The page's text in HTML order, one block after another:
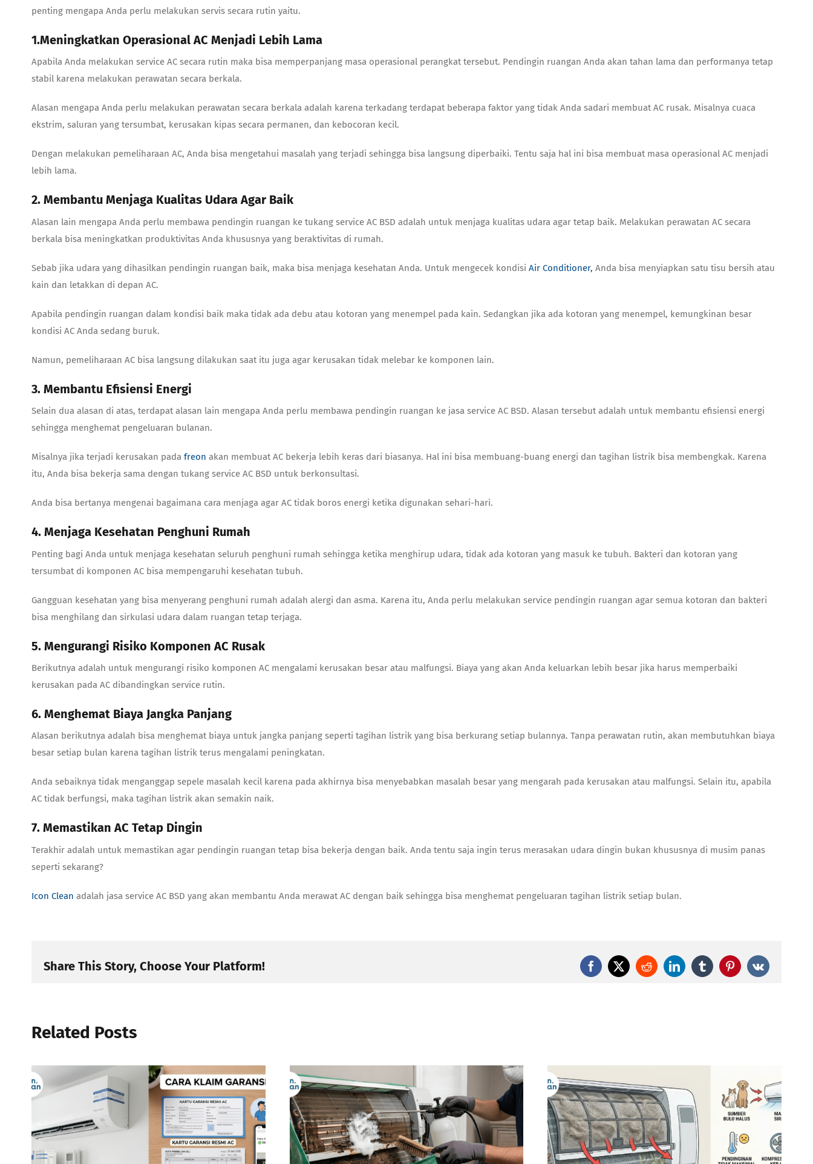
penting mengapa Anda perlu melakukan servis secara rutin yaitu.
1.Meningkatkan Operasional AC Menjadi Lebih Lama
Apabila Anda melakukan service AC secara rutin maka bisa memperpanjang masa operasional perangkat tersebut. Pendingin ruangan Anda akan tahan lama dan performanya tetap
stabil karena melakukan perawatan secara berkala.
Alasan mengapa Anda perlu melakukan perawatan secara berkala adalah karena terkadang terdapat beberapa faktor yang tidak Anda sadari membuat AC rusak. Misalnya cuaca
ekstrim, saluran yang tersumbat, kerusakan kipas secara permanen, dan kebocoran kecil.
Dengan melakukan pemeliharaan AC, Anda bisa mengetahui masalah yang terjadi sehingga bisa langsung diperbaiki. Tentu saja hal ini bisa membuat masa operasional AC menjadi
lebih lama.
2. Membantu Menjaga Kualitas Udara Agar Baik
Alasan lain mengapa Anda perlu membawa pendingin ruangan ke tukang service AC BSD adalah untuk menjaga kualitas udara agar tetap baik. Melakukan perawatan AC secara
berkala bisa meningkatkan produktivitas Anda khususnya yang beraktivitas di rumah.
Sebab jika udara yang dihasilkan pendingin ruangan baik, maka bisa menjaga kesehatan Anda. Untuk mengecek kondisi Air Conditioner, Anda bisa menyiapkan satu tisu bersih atau
kain dan letakkan di depan AC.
Apabila pendingin ruangan dalam kondisi baik maka tidak ada debu atau kotoran yang menempel pada kain. Sedangkan jika ada kotoran yang menempel, kemungkinan besar
kondisi AC Anda sedang buruk.
Namun, pemeliharaan AC bisa langsung dilakukan saat itu juga agar kerusakan tidak melebar ke komponen lain.
3. Membantu Efisiensi Energi
Selain dua alasan di atas, terdapat alasan lain mengapa Anda perlu membawa pendingin ruangan ke jasa service AC BSD. Alasan tersebut adalah untuk membantu efisiensi energi
sehingga menghemat pengeluaran bulanan.
Misalnya jika terjadi kerusakan pada freon akan membuat AC bekerja lebih keras dari biasanya. Hal ini bisa membuang-buang energi dan tagihan listrik bisa membengkak. Karena
itu, Anda bisa bekerja sama dengan tukang service AC BSD untuk berkonsultasi.
Anda bisa bertanya mengenai bagaimana cara menjaga agar AC tidak boros energi ketika digunakan sehari-hari.
4. Menjaga Kesehatan Penghuni Rumah
Penting bagi Anda untuk menjaga kesehatan seluruh penghuni rumah sehingga ketika menghirup udara, tidak ada kotoran yang masuk ke tubuh. Bakteri dan kotoran yang
tersumbat di komponen AC bisa mempengaruhi kesehatan tubuh.
Gangguan kesehatan yang bisa menyerang penghuni rumah adalah alergi dan asma. Karena itu, Anda perlu melakukan service pendingin ruangan agar semua kotoran dan bakteri
bisa menghilang dan sirkulasi udara dalam ruangan tetap terjaga.
5. Mengurangi Risiko Komponen AC Rusak
Berikutnya adalah untuk mengurangi risiko komponen AC mengalami kerusakan besar atau malfungsi. Biaya yang akan Anda keluarkan lebih besar jika harus memperbaiki
kerusakan pada AC dibandingkan service rutin.
6. Menghemat Biaya Jangka Panjang
Alasan berikutnya adalah bisa menghemat biaya untuk jangka panjang seperti tagihan listrik yang bisa berkurang setiap bulannya. Tanpa perawatan rutin, akan membutuhkan biaya
besar setiap bulan karena tagihan listrik terus mengalami peningkatan.
Anda sebaiknya tidak menganggap sepele masalah kecil karena pada akhirnya bisa menyebabkan masalah besar yang mengarah pada kerusakan atau malfungsi. Selain itu, apabila
AC tidak berfungsi, maka tagihan listrik akan semakin naik.
7. Memastikan AC Tetap Dingin
Terakhir adalah untuk memastikan agar pendingin ruangan tetap bisa bekerja dengan baik. Anda tentu saja ingin terus merasakan udara dingin bukan khususnya di musim panas
seperti sekarang?
Icon Clean adalah jasa service AC BSD yang akan membantu Anda merawat AC dengan baik sehingga bisa menghemat pengeluaran tagihan listrik setiap bulan.
Share This Story, Choose Your Platform! Facebook
X RedditLinkedInTumblrPinterest
Vk
Related Posts